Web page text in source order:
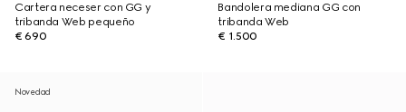
Cartera neceser con GG y
tribanda Web pequeño
€ 690
Bandolera mediana GG con
tribanda Web
€ 1.500
Novedad